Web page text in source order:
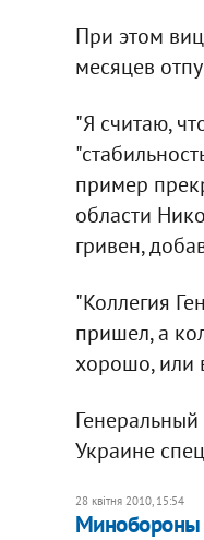
При этом
месяцев
"Я считаю,
пример
области
гривен,
"Коллегия
пришел, а
хорошо, или
Украине
28 квітня 2010, 15:54
Минобороны